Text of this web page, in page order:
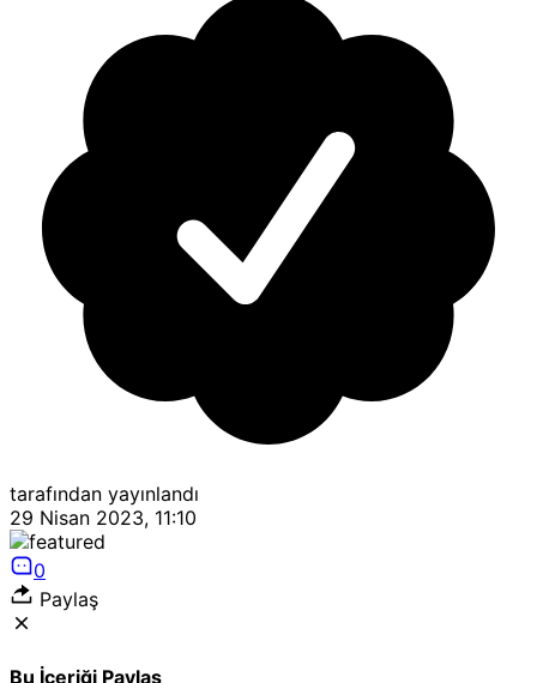
tarafından yayınlandı
29 Nisan 2023, 11:10
0
Paylaş
Bu İçeriği Paylaş